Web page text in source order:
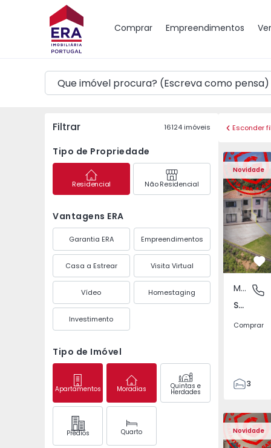
Comprar Empreendimentos
Mapa
Filtrar 16124imóveis
Tipo de Propriedade
Residencial Não Residencial
Vantagens ERA
Garantia ERA Empreendimentos
Casa a Estrear Visita Virtual
Vídeo Homestaging
Investimento
Tipo de Imóvel
Apartamentos Moradias Quintas e
Herdades
Prédios Quarto
Esconder
Novidade
Moradia Geminada
Moradia
São
Moradia Geminada
São Mateus da Calheta, Ilha Terceira
Comprar
3
149
226
2
Novidade
Apartamento T3